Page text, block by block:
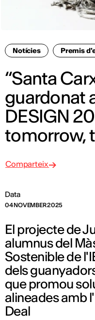
Notícies Premis
“Santa
guardonat
DESIGN
tomorrow,
Data
04 NOVEMBER 2025
Comparteix
El projecte de
alumnus del
Sostenible de
dels
que promou
alineades amb
Deal